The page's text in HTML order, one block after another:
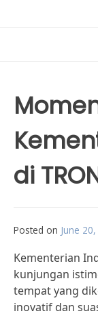
di
Posted on June
Kementerian
kunjungan
tempat yang
inovatif dan